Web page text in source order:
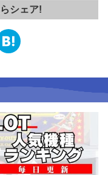
シェア!